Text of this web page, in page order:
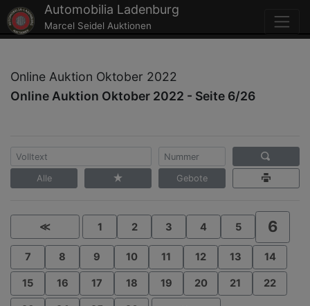
Automobilia Ladenburg
Marcel Seidel Auktionen
Online Auktion Oktober 2022
Online Auktion Oktober 2022 - Seite 6/26
Alle Gebote
≪ 1 2 3 4 5 6
7 8 9 10 11 12 13 14
15 16 17 18 19 20 21 22